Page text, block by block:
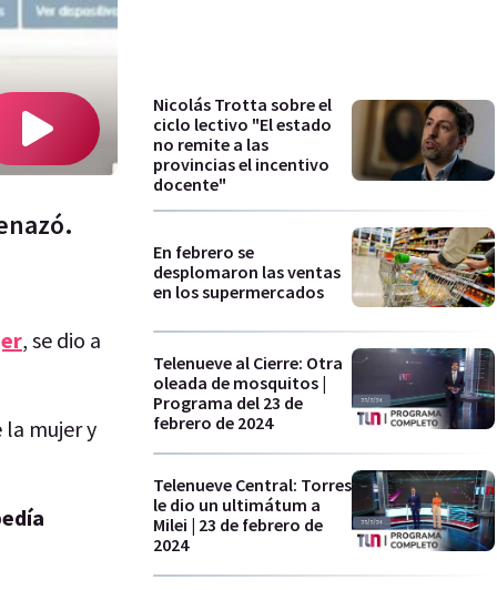
, se dio a
la mujer y
Nicolás Trotta sobre el
ciclo lectivo "El estado
no remite a las
provincias el incentivo
docente"
En febrero se
desplomaron las ventas
en los supermercados
Telenueve al Cierre: Otra
oleada de mosquitos |
Programa del 23 de
febrero de 2024
Telenueve Central: Torres
le dio un ultimátum a
Milei | 23 de febrero de
2024